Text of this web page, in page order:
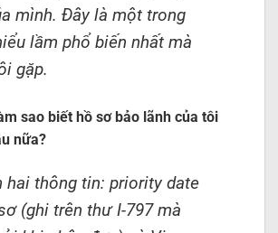
mình. Đây là một trong
lầm phổ biến nhất mà
gặp.
sao biết hồ sơ bảo lãnh của tôi
nữa?
hai thông tin: priority date
(ghi trên thư I-797 mà